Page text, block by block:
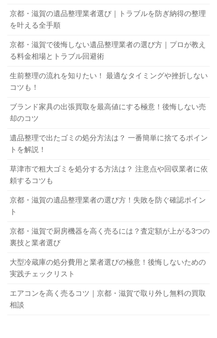
可燃部分（布・綿・木など）：可燃ゴミ
スプリングマットレス・ベッドフレーム：粗大ゴミ
なお、解体しても1辺が30cm以上のものは粗大ゴミ扱いに
なるなど、自治体によっても基準が異なるので注意しまし
1-3．ゴミの区分に合わせて出すこと
ください。自治体ごとのゴミの区分・ルールに従って出し
可燃ゴミ・不燃ゴミ・資源ゴミなど：自治体の指定日
時・場所に指定の方法で出す（指定ゴミ袋に入れるな
ど）
1-4．自治体によって粗大ゴミで回収できない
こともある
どの諸費用が必要か確認しておきましょう。買取価格が安
い場合、逆に費用が高くついてしまうことがあります。買
ましょう。
関連記事 引っ越しで出た不用品の処分方法を紹介！ 買取に出すのもおすすめ！
依頼する方法
不要になったダブルベッドは、不用品回収業者に処分を依
頼すると便利です。
4-1．処分だけしたいときは不用品回収業者が
便利
不用品回収業者にダブルベッドの処分を依頼すると、以下
のようなメリットがあります。
買い替える必要がない
解体する必要がない
自分で運ぶ手間や労力がかからない
解体作業に時間や労力がかかる
解体中にケガをする可能性がある
Q．粗大ゴミの回収日時を忘れてしまったらどうなる？
A．自治体に連絡し、新たに回収日時・場所の指示を受けま
しょう。なお、指定日時後に運んでも回収してもらえずに
い。
A．粗大ゴミに出す場合は、安くなりません。通常、1台ず
場合は、業者によって1台ずつ依頼するよりも割安になるこ
ともあるでしょう。
Q．不用品回収業者がダブルベッドを回収するときに柱を傷
つけたのですが？
A．スマホなどでよいので証拠写真を撮影し、すぐに業者に
連絡してください。現場確認の結果、明らかに業者に落ち
度がある場合、補償もしくは業者の費用負担で補修しても
らえます。信頼できる業者なら、万が一の場合に備え、損
Q．ダブルベッドの買取価格が想定より低すぎるのですが？
京都・滋賀の遺品整理業者選び｜トラブルを防ぎ納得の整理
を叶える全手順
京都・滋賀で後悔しない遺品整理業者の選び方｜プロが教え
る料金相場とトラブル回避術
生前整理の流れを知りたい！ 最適なタイミングや挫折しない
コツも！
ブランド家具の出張買取を最高値にする極意！後悔しない売
却のコツ
遺品整理で出たゴミの処分方法は？ 一番簡単に捨てるポイン
トを解説！
草津市で粗大ゴミを処分する方法は？ 注意点や回収業者に依
頼するコツも
京都・滋賀の遺品整理業者の選び方！失敗を防ぐ確認ポイン
ト
京都・滋賀で厨房機器を高く売るには？査定額が上がる3つの
裏技と業者選び
大型冷蔵庫の処分費用と業者選びの極意！後悔しないための
実践チェックリスト
エアコンを高く売るコツ｜京都・滋賀で取り外し無料の買取
相談